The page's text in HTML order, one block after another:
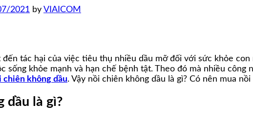
2021 by VIAICOM
tác hại của việc tiêu thụ nhiều dầu mỡ đối với sức khỏe
sống khỏe mạnh và hạn chế bệnh tật. Theo đó mà nhiều
chiên không dầu. Vậy nồi chiên không dầu là gì? Có nên mua
dầu là gì?